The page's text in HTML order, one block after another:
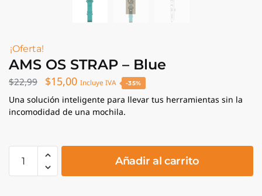
¡Oferta!
AMS OS STRAP – Blue
$22,99 El
precio
original
$22,99.
$15,00El
precio
actual
$15,00.
Incluye IVA -35%
Una solución inteligente para llevar tus herramientas sin la
incomodidad de una mochila.
Añadir al carrito